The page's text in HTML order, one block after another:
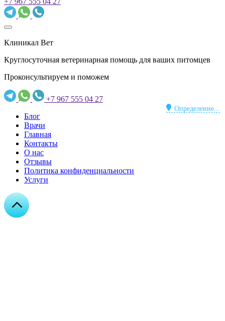
Клиникал Вет
Круглосуточная ветеринарная помощь для ваших питомцев
Проконсультируем и поможем
+7 967 555 04 27
Определение...
Блог
Врачи
Главная
Контакты
О нас
Отзывы
Политика конфиденциальности
Услуги